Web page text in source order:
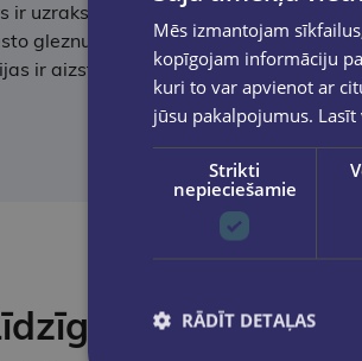
ir uzrakstījis jaunu priekšvārdu, kurā
gleznu Kristus kā Salvator Mundi,
ir aizstātas ar jaunām fotogrāfijām.
preces
Mēs izmantojam
kopīgojam informāciju
kuri to var apvienot ar
jūsu pakalpojumus. Lasīt
Strikti
nepieciešamie
RĀDĪT DETAĻAS